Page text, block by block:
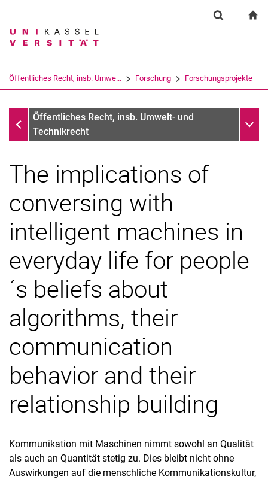
Springe direkt zu: Inhalt
Springe direkt zu: Suche
Springe direkt zu:
Suchbegriff
Suchen (öffnet externen Link in einem
Öffentliches Recht, insb. Umwe... Forschung Forschungsprojekte
ProvetÖffentliches Recht, insb. Umwelt- und
Technikrecht
Forschungsschwerpunkte
Forschungsprojekte
The implications of
conversing with
intelligent machines in
everyday life for people
´s beliefs about
algorithms, their
communication
behavior and their
relationship building
Kommunikation mit Maschinen nimmt sowohl an Qualität
als auch an Quantität stetig zu. Dies bleibt nicht ohne
Auswirkungen auf die menschliche Kommunikationskultur,